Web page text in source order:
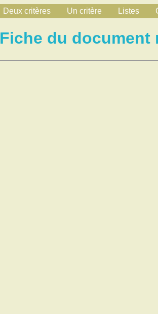
Deux critères Un critère Listes
Fiche du document